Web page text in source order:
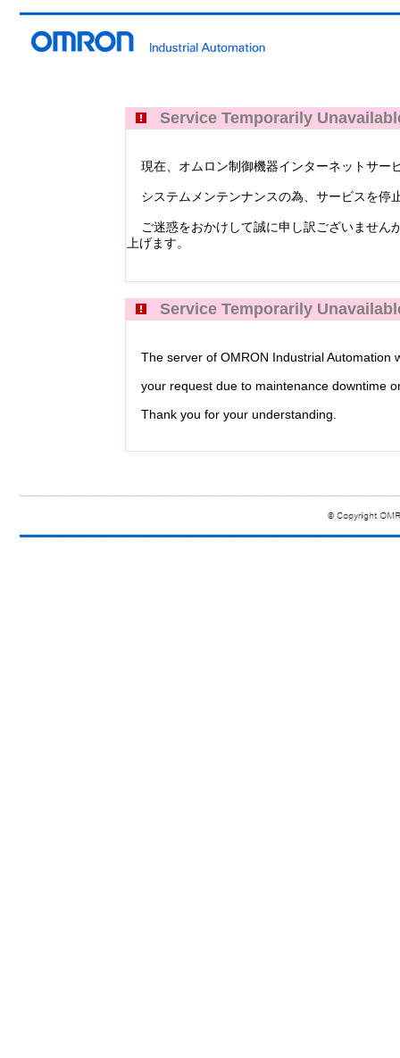
Service Temporarily
現在、オムロン制御機器インターネットサー
システムメンテンナンスの為、サービスを停
ご迷惑をおかけして誠に申し訳ございません
上げます。
Service Temporarily
The server of OMRON Industrial Automation
your request due to maintenance downtime
Thank you for your understanding.